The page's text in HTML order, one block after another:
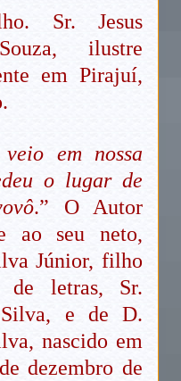
Sr. Jesus
ilustre
em Pirajuí,
em nossa
o lugar de
.” O Autor
ao seu neto,
Júnior, filho
de letras, Sr.
e de D.
nascido em
dezembro de